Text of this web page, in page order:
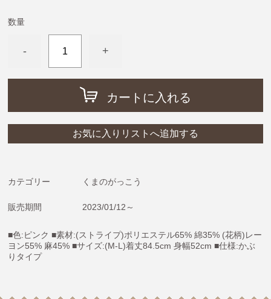
ねずみくんのチョッキ
ムーミン＆リトルミイ
わたしのワンピース
フレデリック・レオレオニ
きんぎょがにげた
おさるのジョージ
ばけばけばけばけばけたくん
ぺんぎんたいそう
くませんせい
数量
- +
カートに入れる
お気に入りリストへ追加する
カテゴリー くまのがっこう
販売期間 2023/01/12～
■色:ピンク ■素材:(ストライプ)ポリエステル65% 綿35% (花柄)レー
ヨン55% 麻45% ■サイズ:(M-L)着丈84.5cm 身幅52cm ■仕様:かぶ
りタイプ